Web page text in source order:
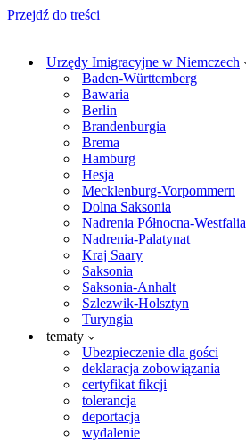
Przejdź do treści
Urzędy Imigracyjne w Niemczech
Baden-Württemberg
Bawaria
Berlin
Brandenburgia
Brema
Hamburg
Hesja
Mecklenburg-Vorpommern
Dolna Saksonia
Nadrenia Północna-Westfalia
Nadrenia-Palatynat
Kraj Saary
Saksonia
Saksonia-Anhalt
Szlezwik-Holsztyn
Turyngia
tematy
Ubezpieczenie dla gości
deklaracja zobowiązania
certyfikat fikcji
tolerancja
deportacja
wydalenie